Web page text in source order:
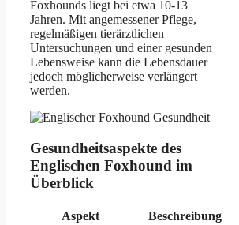
Foxhounds liegt bei etwa 10-13
Jahren. Mit angemessener Pflege,
regelmäßigen tierärztlichen
Untersuchungen und einer gesunden
Lebensweise kann die Lebensdauer
jedoch möglicherweise verlängert
werden.
Gesundheitsaspekte des
Englischen Foxhound im
Überblick
Aspekt Beschreibung